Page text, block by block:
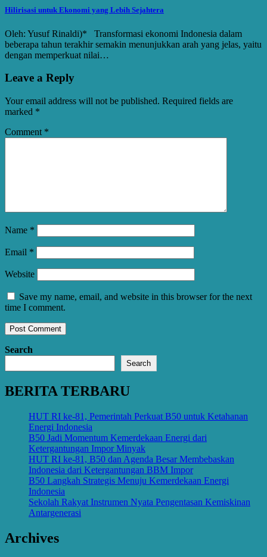
Hilirisasi untuk Ekonomi yang Lebih Sejahtera
Oleh: Yusuf Rinaldi)* Transformasi ekonomi Indonesia dalam
beberapa tahun terakhir semakin menunjukkan arah yang jelas, yaitu
dengan memperkuat nilai…
Leave a Reply
Your email address will not be published. Required fields are
marked *
Comment *
Name *
Email *
Website
Save my name, email, and website in this browser for the next
time I comment.
Search
Search
BERITA TERBARU
HUT RI ke-81, Pemerintah Perkuat B50 untuk Ketahanan
Energi Indonesia
B50 Jadi Momentum Kemerdekaan Energi dari
Ketergantungan Impor Minyak
HUT RI ke-81, B50 dan Agenda Besar Membebaskan
Indonesia dari Ketergantungan BBM Impor
B50 Langkah Strategis Menuju Kemerdekaan Energi
Indonesia
Sekolah Rakyat Instrumen Nyata Pengentasan Kemiskinan
Antargenerasi
Archives